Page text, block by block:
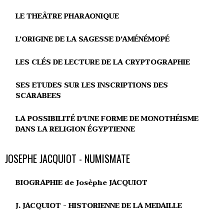
LE THEÂTRE PHARAONIQUE
L'ORIGINE DE LA SAGESSE D'AMÉNÉMOPÉ
LES CLÉS DE LECTURE DE LA CRYPTOGRAPHIE
SES ETUDES SUR LES INSCRIPTIONS DES
SCARABEES
LA POSSIBILITÉ D'UNE FORME DE MONOTHÉISME
DANS LA RELIGION ÉGYPTIENNE
JOSEPHE JACQUIOT - NUMISMATE
BIOGRAPHIE de Josèphe JACQUIOT
J. JACQUIOT - HISTORIENNE DE LA MEDAILLE